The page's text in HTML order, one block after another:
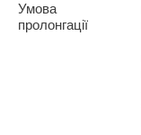
Умова
пролонгації